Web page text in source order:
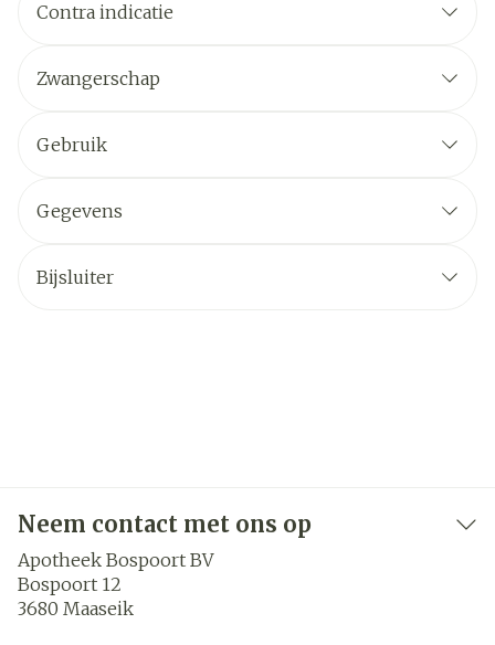
Contra indicatie
Zwangerschap
Gebruik
Gegevens
Bijsluiter
Neem contact met ons op
Apotheek Bospoort BV
Bospoort 12
3680 Maaseik